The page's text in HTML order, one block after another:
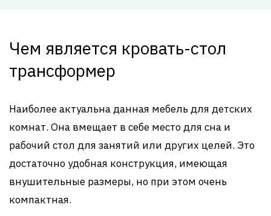
Чем является кровать-стол
трансформер
Наиболее актуальна данная мебель для детских
комнат. Она вмещает в себе место для сна и
рабочий стол для занятий или других целей. Это
достаточно удобная конструкция, имеющая
внушительные размеры, но при этом очень
компактная.